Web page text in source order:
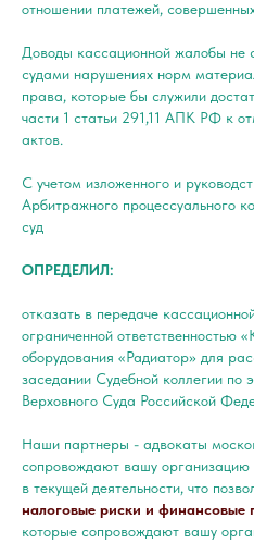
отношении платежей,
Доводы кассационной жалобы не
судами нарушениях норм
права, которые бы служили
части 1 статьи 291,11 АПК РФ к
актов.
С учетом изложенного и
Арбитражного процессуального
суд
ОПРЕДЕЛИЛ:
отказать в передаче
ограниченной ответственностью
оборудования «Радиатор» для
заседании Судебной коллегии по
Верховного Суда Российской
Наши партнеры - адвокаты
сопровождают вашу организацию
в текущей деятельности, что
налоговые риски и финансовые
которые сопровождают вашу